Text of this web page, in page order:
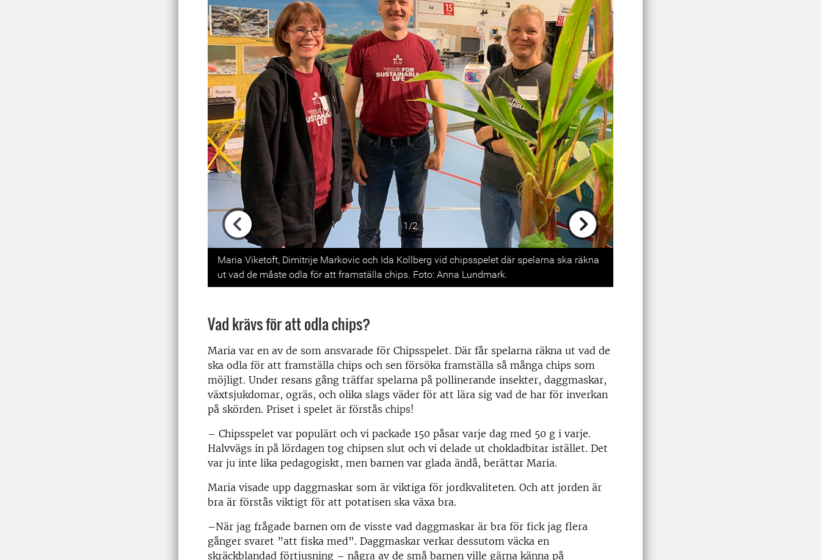
1/2
Previous Next
Maria Viketoft, Dimitrije Markovic och Ida Kollberg vid chipsspelet där spelarna ska räkna
ut vad de måste odla för att framställa chips. Foto: Anna Lundmark.
Vad krävs för att odla chips?
Maria var en av de som ansvarade för Chipsspelet. Där får spelarna räkna ut vad de
ska odla för att framställa chips och sen försöka framställa så många chips som
möjligt. Under resans gång träffar spelarna på pollinerande insekter, daggmaskar,
växtsjukdomar, ogräs, och olika slags väder för att lära sig vad de har för inverkan
på skörden. Priset i spelet är förstås chips!
– Chipsspelet var populärt och vi packade 150 påsar varje dag med 50 g i varje.
Halvvägs in på lördagen tog chipsen slut och vi delade ut chokladbitar istället. Det
var ju inte lika pedagogiskt, men barnen var glada ändå, berättar Maria.
Maria visade upp daggmaskar som är viktiga för jordkvaliteten. Och att jorden är
bra är förstås viktigt för att potatisen ska växa bra.
–När jag frågade barnen om de visste vad daggmaskar är bra för fick jag flera
gånger svaret ”att fiska med”. Daggmaskar verkar dessutom väcka en
skräckblandad förtjusning – några av de små barnen ville gärna känna på